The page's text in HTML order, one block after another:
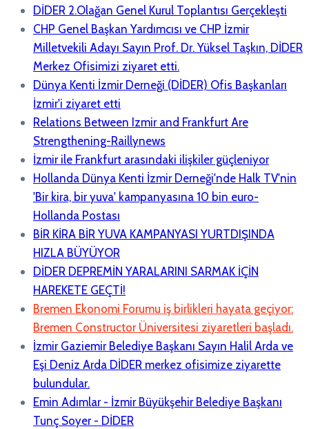
DİDER 2.Olağan Genel Kurul Toplantısı Gerçekleşti
CHP Genel Başkan Yardımcısı ve CHP İzmir
Milletvekili Adayı Sayın Prof. Dr. Yüksel Taşkın, DİDER
Merkez Ofisimizi ziyaret etti.
Dünya Kenti İzmir Derneği (DİDER) Ofis Başkanları
İzmir'i ziyaret etti
Relations Between Izmir and Frankfurt Are
Strengthening-Raillynews
İzmir ile Frankfurt arasındaki ilişkiler güçleniyor
Hollanda Dünya Kenti İzmir Derneği'nde Halk TV'nin
'Bir kira, bir yuva' kampanyasına 10 bin euro-
Hollanda Postası
BİR KİRA BİR YUVA KAMPANYASI YURTDIŞINDA
HIZLA BÜYÜYOR
DİDER DEPREMİN YARALARINI SARMAK İÇİN
HAREKETE GEÇTİ!
Bremen Ekonomi Forumu iş birlikleri hayata geçiyor:
Bremen Constructor Üniversitesi ziyaretleri başladı.
İzmir Gaziemir Belediye Başkanı Sayın Halil Arda ve
Eşi Deniz Arda DİDER merkez ofisimize ziyarette
bulundular.
Emin Adımlar - İzmir Büyükşehir Belediye Başkanı
Tunç Soyer - DİDER